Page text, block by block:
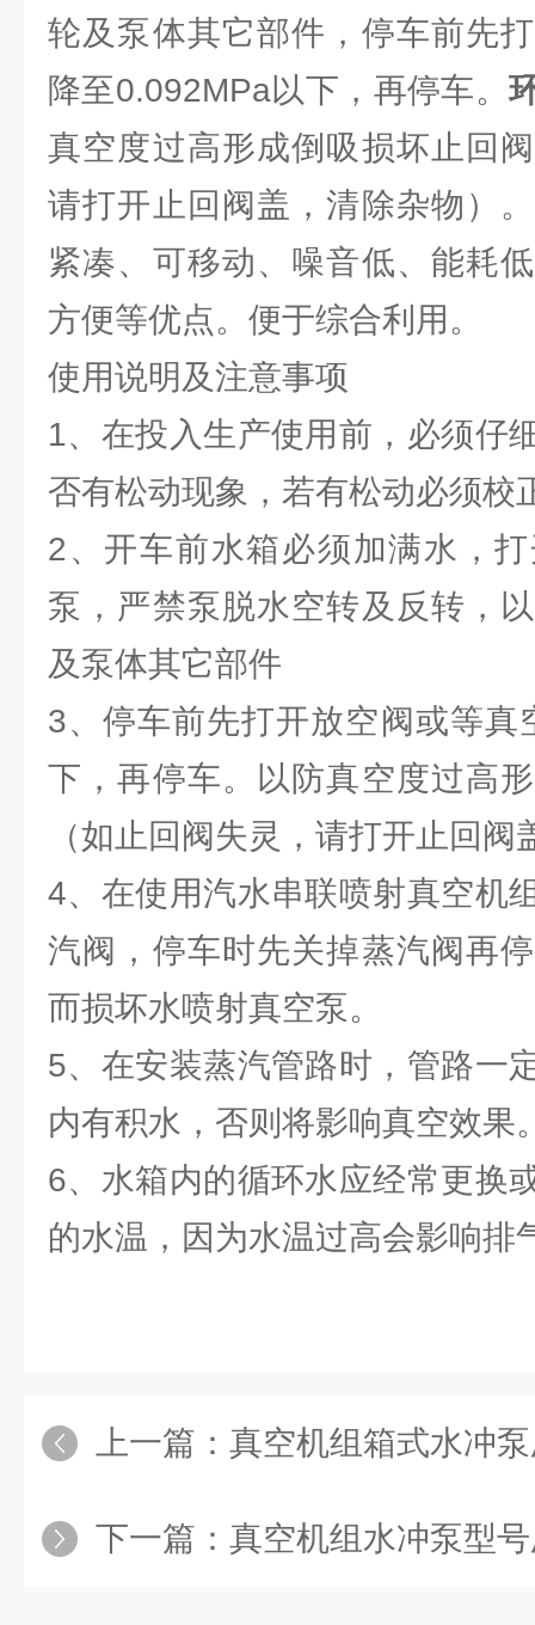
轮及泵体其它部件，停车前先
降至0.092MPa以下，再停车。
真空度过高形成倒吸损坏止回
请打开止回阀盖，清除杂物）
紧凑、可移动、噪音低、能耗
方便等优点。便于综合利用。
使用说明及注意事项
1、在投入生产使用前，必须仔
否有松动现象，若有松动必须校
2、开车前水箱必须加满水，
泵，严禁泵脱水空转及反转，
及泵体其它部件
3、停车前先打开放空阀或等真
下，再停车。以防真空度过高
（如止回阀失灵，请打开止回阀
4、在使用汽水串联喷射真空机
汽阀，停车时先关掉蒸汽阀再
而损坏水喷射真空泵。
5、在安装蒸汽管路时，管路一
内有积水，否则将影响真空效果
6、水箱内的循环水应经常更换
的水温，因为水温过高会影响
上一篇： 真空机组箱式水冲
下一篇： 真空机组水冲泵型